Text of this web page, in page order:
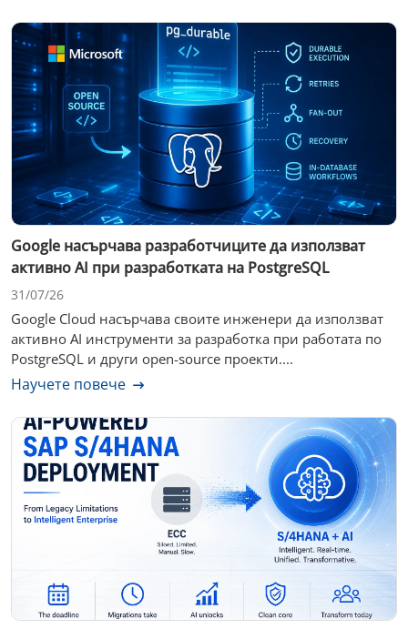
Google насърчава разработчиците да използват
активно AI при разработката на PostgreSQL
31/07/26
Google Cloud насърчава своите инженери да използват
активно AI инструменти за разработка при работата по
PostgreSQL и други open-source проекти....
Научете повече